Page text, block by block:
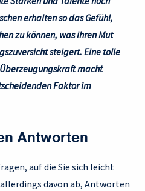
erhalten so das Gefühl,
zu können, was ihren Mut
steigert. Eine tolle
macht
Faktor im
Antworten
auf die Sie sich leicht
davon ab, Antworten